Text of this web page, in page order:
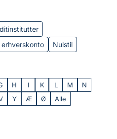
erhverskonto Nulstil
H I K L M
N
Y Æ Ø Alle